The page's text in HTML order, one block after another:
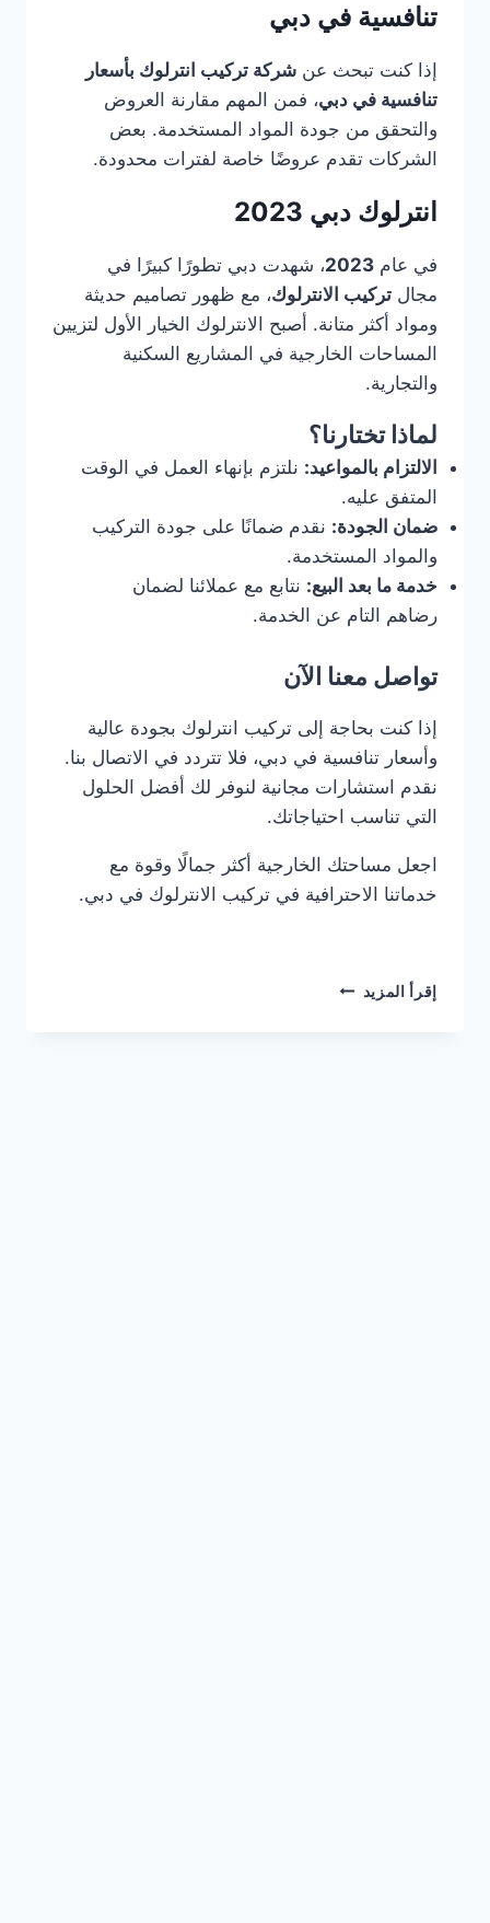
تنافسية في دبي
إذا كنت تبحث عن شركة تركيب انترلوك بأسعار
تنافسية في دبي، فمن المهم مقارنة العروض
والتحقق من جودة المواد المستخدمة. بعض
الشركات تقدم عروضًا خاصة لفترات محدودة.
انترلوك دبي 2023
في عام 2023، شهدت دبي تطورًا كبيرًا في
مجال تركيب الانترلوك، مع ظهور تصاميم حديثة
ومواد أكثر متانة. أصبح الانترلوك الخيار الأول لتزيين
المساحات الخارجية في المشاريع السكنية
والتجارية.
لماذا تختارنا؟
الالتزام بالمواعيد: نلتزم بإنهاء العمل في الوقت
المتفق عليه.
ضمان الجودة: نقدم ضمانًا على جودة التركيب
والمواد المستخدمة.
خدمة ما بعد البيع: نتابع مع عملائنا لضمان
رضاهم التام عن الخدمة.
تواصل معنا الآن
إذا كنت بحاجة إلى تركيب انترلوك بجودة عالية
وأسعار تنافسية في دبي، فلا تتردد في الاتصال بنا.
نقدم استشارات مجانية لنوفر لك أفضل الحلول
التي تناسب احتياجاتك.
اجعل مساحتك الخارجية أكثر جمالًا وقوة مع
خدماتنا الاحترافية في تركيب الانترلوك في دبي.
إقرأ المزيد شركة